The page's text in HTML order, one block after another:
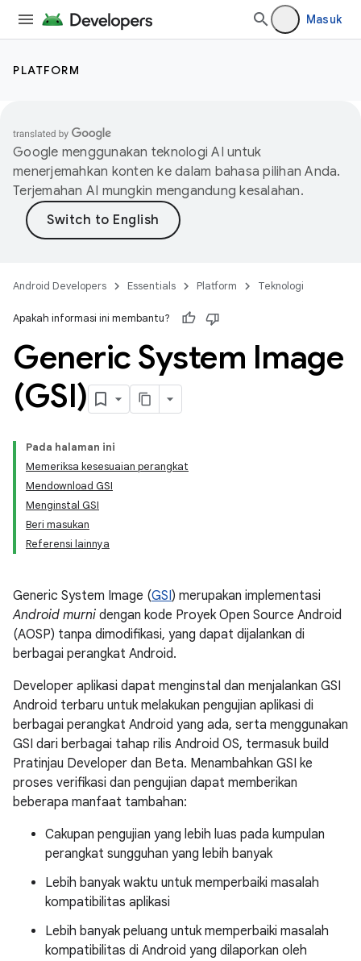
Masuk
PLATFORM
Google menggunakan teknologi AI untuk
menerjemahkan konten ke dalam bahasa pilihan Anda.
Terjemahan AI mungkin mengandung kesalahan.
Android Developers Essentials Platform Teknologi
Apakah informasi ini membantu?
Generic System Image
(GSI)
Pada halaman ini
Memeriksa kesesuaian perangkat
Mendownload GSI
Menginstal GSI
Beri masukan
Referensi lainnya
Generic System Image (GSI) merupakan implementasi
Android murni dengan kode Proyek Open Source Android
(AOSP) tanpa dimodifikasi, yang dapat dijalankan di
berbagai perangkat Android.
Developer aplikasi dapat menginstal dan menjalankan GSI
Android terbaru untuk melakukan pengujian aplikasi di
berbagai perangkat Android yang ada, serta menggunakan
GSI dari berbagai tahap rilis Android OS, termasuk build
Pratinjau Developer dan Beta. Menambahkan GSI ke
proses verifikasi dan pengujian dapat memberikan
beberapa manfaat tambahan:
Cakupan pengujian yang lebih luas pada kumpulan
perangkat sungguhan yang lebih banyak
Lebih banyak waktu untuk memperbaiki masalah
kompatibilitas aplikasi
Lebih banyak peluang untuk memperbaiki masalah
kompatibilitas di Android yang dilaporkan oleh